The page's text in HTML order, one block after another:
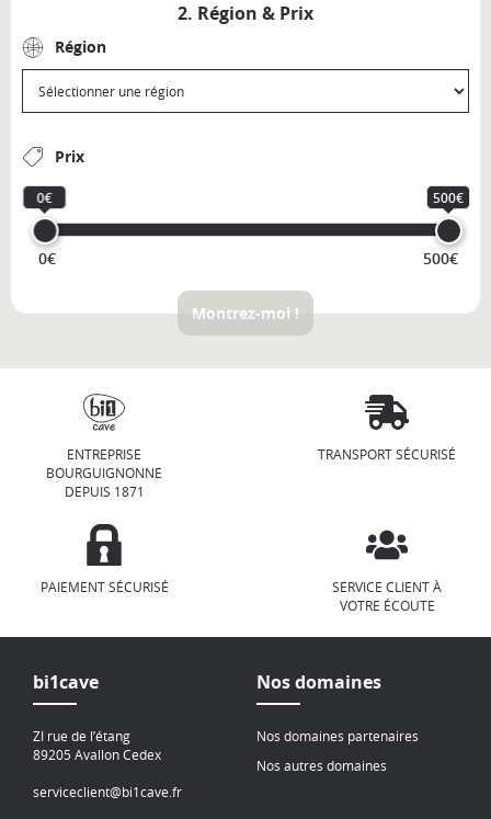
2. Région & Prix
Région
Prix
0€ 500€
0€ 500€
Montrez-moi !
ENTREPRISE
BOURGUIGNONNE
DEPUIS 1871
TRANSPORT SÉCURISÉ
PAIEMENT SÉCURISÉ
SERVICE CLIENT À
VOTRE ÉCOUTE
bi1cave
ZI rue de l’étang
89205 Avallon Cedex
serviceclient@bi1cave.fr
Nos domaines
Nos domaines partenaires
Nos autres domaines